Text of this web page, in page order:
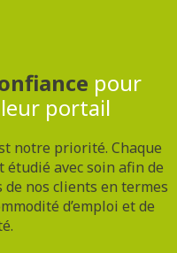
pour
portail
notre priorité. Chaque
avec soin afin de
nos clients en termes
d’emploi et de